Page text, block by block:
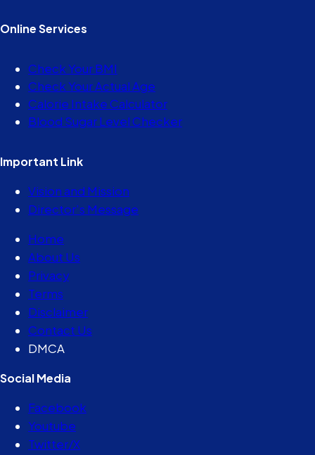
Online Services
Check Your BMI
Check Your Actual Age
Calorie Intake Calculator
Blood Sugar Level Checker
Important Link
Vision and Mission
Director’s Message
Home
About Us
Privacy
Terms
Disclaimer
Contact Us
DMCA
Social Media
Facebook
Youtube
Twitter/X